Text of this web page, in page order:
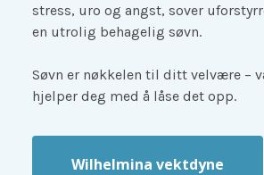
stress, uro og angst, sover
en utrolig behagelig søvn.
Søvn er nøkkelen til ditt velvære –
hjelper deg med å låse det opp.
Wilhelmina vektdyne